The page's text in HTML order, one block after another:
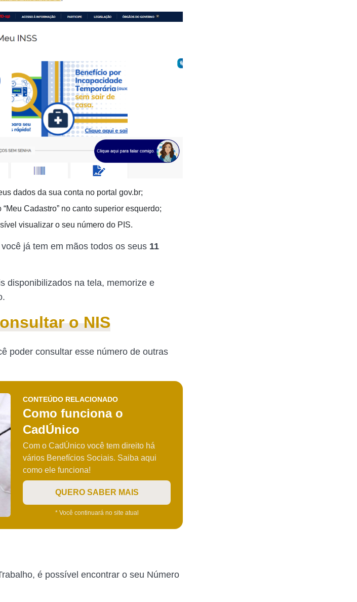
dados da sua conta no portal gov.br;
Cadastro” no canto superior esquerdo;
visualizar o seu número do PIS.
já tem em mãos todos os seus 11
disponibilizados na tela, memorize e
o NIS
poder consultar esse número de outras
CONTEÚDO RELACIONADO
Como funciona o
CadÚnico
Com o CadÚnico você tem direito há
vários Benefícios Sociais. Saiba aqui
como ele funciona!
QUERO SABER MAIS
* Você continuará no site atual
é possível encontrar o seu Número